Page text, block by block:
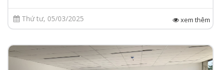
Thứ tư, 05/03/2025 xem thêm